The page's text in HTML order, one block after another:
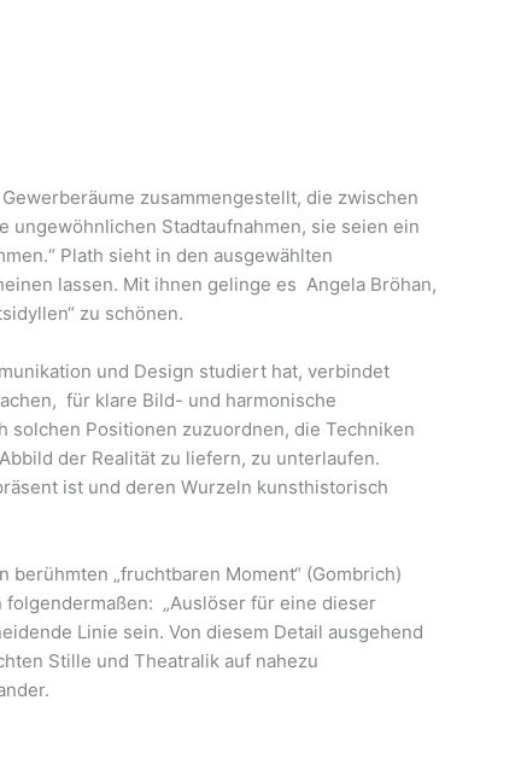
zusammengestellt, die zwischen
ungewöhnlichen Stadtaufnahmen, sie seien ein
Plath sieht in den ausgewählten
lassen. Mit ihnen gelinge es Angela Bröhan,
zu schönen.
und Design studiert hat, verbindet
für klare Bild- und harmonische
solchen Positionen zuzuordnen, die Techniken
der Realität zu liefern, zu unterlaufen.
ist und deren Wurzeln kunsthistorisch
„fruchtbaren Moment“ (Gombrich)
folgendermaßen: „Auslöser für eine dieser
Linie sein. Von diesem Detail ausgehend
Stille und Theatralik auf nahezu